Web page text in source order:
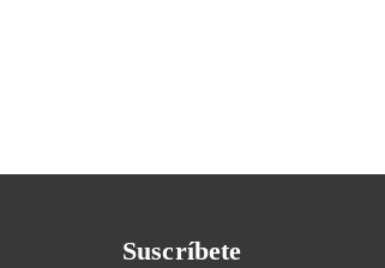
Suscríbete